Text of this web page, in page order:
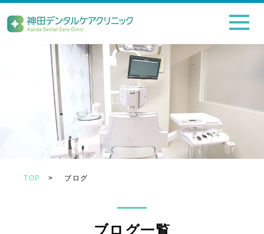
TOP > ブログ
ブログ一覧